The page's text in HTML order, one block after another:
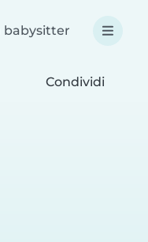
babysitter
Condividi